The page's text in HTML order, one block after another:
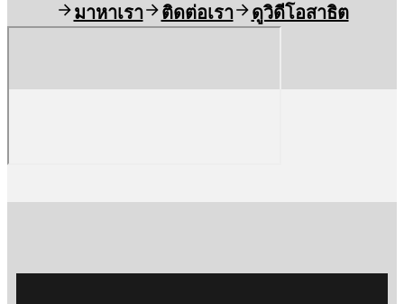
มาหาเรา ติดต่อเรา ดูวิดีโอสาธิต